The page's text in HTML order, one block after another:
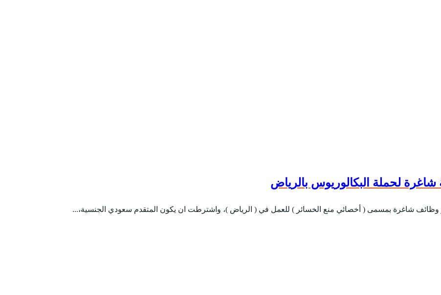
لحملة البكالوريوس بالرياض
وظائف شاغرة بمسمى ( أخصائي منع الخسائر ) للعمل في ( الرياض )، واشترطت ان يكون المتقدم سعودي الجنسية،...